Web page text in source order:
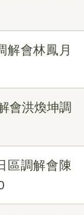
解會林鳳月
會洪煥坤調
區調解會陳